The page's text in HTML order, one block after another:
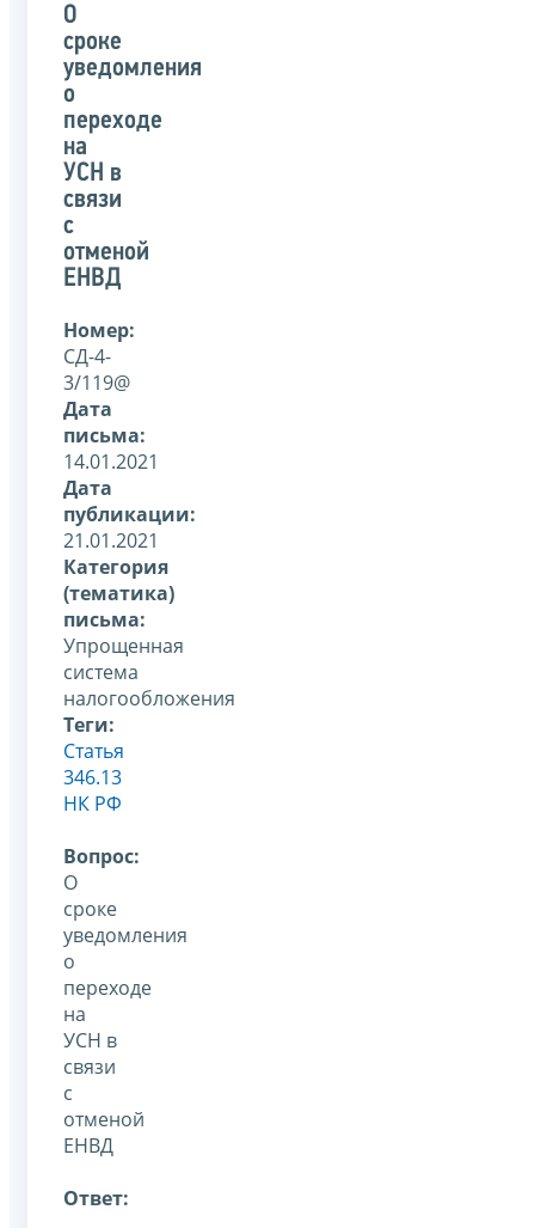
указанного
письма
О
сроке
уведомления
о
переходе
на
УСН в
связи
с
отменой
ЕНВД
Номер:
СД-4-
3/119@
Дата
письма:
14.01.2021
Дата
публикации:
21.01.2021
Категория
(тематика)
письма:
Упрощенная
система
налогообложения
Теги:
Статья
346.13
НК РФ
Вопрос:
О
сроке
уведомления
о
переходе
на
УСН в
связи
с
отменой
ЕНВД
Ответ: